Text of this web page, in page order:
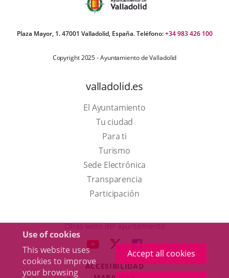
Use of cookies
This website uses
cookies to improve
your browsing
Accept all cookies
Plaza Mayor, 1. 47001 Valladolid, España. Teléfono:+34 983 426 100
Copyright 2025 - Ayuntamiento de Valladolid
valladolid.es
El Ayuntamiento
Tu ciudad
Para ti
TurismoThis
link
will
open
a
up
window.
Sede Electrónica
Transparencia
Participación
Otras webs del ayuntamiento
LINK
EXTERNAL
LINK
TO
EXTERNAL
LINK
TO
EXTERNAL
ACCESIBILIDAD